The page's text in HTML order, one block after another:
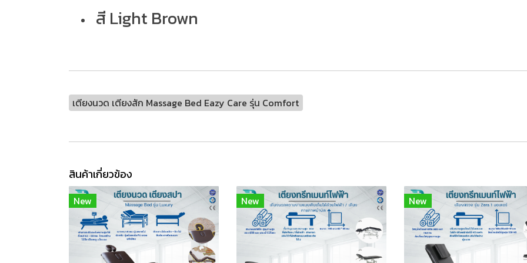
สี Light Brown
เตียงนวด เตียงสัก Massage Bed Eazy Care รุ่น Comfort
สินค้าเกี่ยวข้อง
New New New